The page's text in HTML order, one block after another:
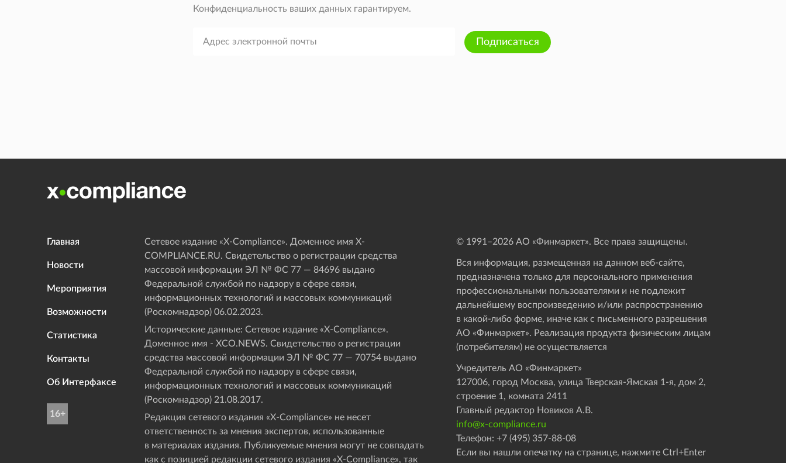
Конфиденциальность ваших данных гарантируем.
Подписаться
Главная
Новости
Мероприятия
Возможности
Статистика
Контакты
Об Интерфаксе
16+
Сетевое издание «Х-Compliance». Доменное имя X-
COMPLIANCE.RU. Свидетельство о регистрации средства
массовой информации ЭЛ № ФС 77 — 84696 выдано
Федеральной службой по надзору в сфере связи,
информационных технологий и массовых коммуникаций
(Роскомнадзор) 06.02.2023.
Исторические данные: Сетевое издание «Х-Compliance».
Доменное имя - XCO.NEWS. Свидетельство о регистрации
средства массовой информации ЭЛ № ФС 77 — 70754 выдано
Федеральной службой по надзору в сфере связи,
информационных технологий и массовых коммуникаций
(Роскомнадзор) 21.08.2017.
Редакция сетевого издания «X-Compliance» не несет
ответственность за мнения экспертов, использованные
в материалах издания. Публикуемые мнения могут не совпадать
как с позицией редакции сетевого издания «X-Compliance», так
© 1991–2026АО «Финмаркет». Все права защищены.
Вся информация, размещенная на данном веб-сайте,
предназначена только для персонального применения
профессиональными пользователями и не подлежит
дальнейшему воспроизведению и/или распространению
в какой-либо форме, иначе как с письменного разрешения
АО «Финмаркет». Реализация продукта физическим лицам
(потребителям) не осуществляется
Учредитель АО «Финмаркет»
127006, город Москва, улица Тверская-Ямская 1-я, дом 2,
строение 1, комната 2411
Главный редактор Новиков А.В.
info@x-compliance.ru
Телефон: +7 (495) 357-88-08
Если вы нашли опечатку на странице, нажмите Ctrl+Enter